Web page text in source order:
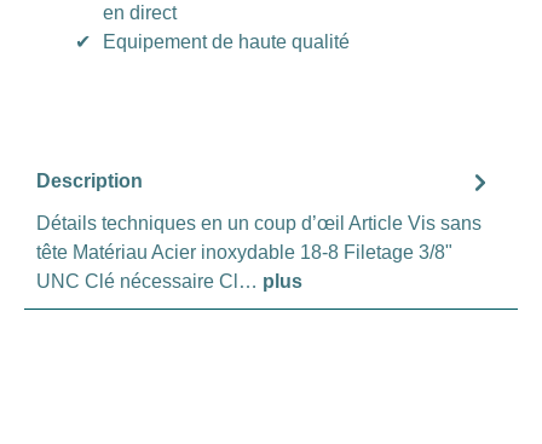
en direct
✔
Equipement de haute qualité
Description
Détails techniques en un coup d’œil Article Vis sans
tête Matériau Acier inoxydable 18-8 Filetage 3/8"
UNC Clé nécessaire Cl… plus